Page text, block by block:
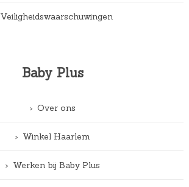
Veiligheidswaarschuwingen
Baby Plus
Over ons
Winkel Haarlem
Werken bij Baby Plus